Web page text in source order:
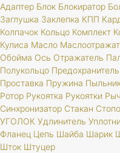
Адаптер Блок Блокиратор
Заглушка Заклепка КПП
Колпачок Кольцо Комплект
Кулиса Масло
Обойма Ось Отражатель
Полукольцо Предохранитель
Проставка Пружина
Ротор Рукоятка Рукоятки
Синхронизатор Стакан
УГОЛОК Удлинитель
Фланец Цепь Шайба Шарик
Шток Штуцер